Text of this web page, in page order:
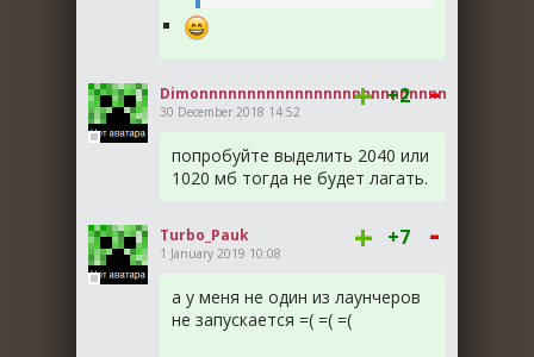
Dimonnnnnnnnnnnnnnnnnnnnnnnnnn
30 December 2018 14:52 + +2 -
попробуйте выделить 2040 или
1020 мб тогда не будет лагать.
Turbo_Pauk
1 January 2019 10:08 + +7 -
а у меня не один из лаунчеров
не запускается =( =( =(